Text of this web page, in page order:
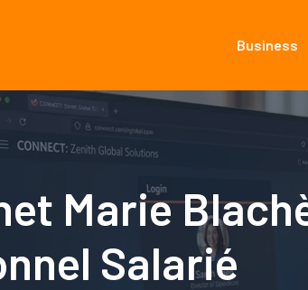
Business
Marie
Salarié